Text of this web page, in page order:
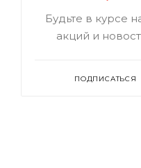
Будьте в курсе
акций и
ПОДПИСАТЬСЯ